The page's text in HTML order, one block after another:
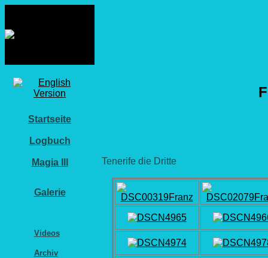
Startseite
Logbuch
Magia III
Galerie
Videos
Archiv
Tenerife die Dritte